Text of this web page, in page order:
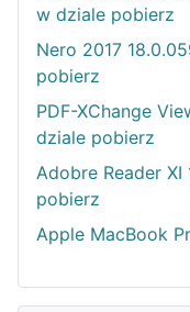
w dziale pobierz
Nero 2017
pobierz
PDF-XChange
dziale pobierz
Adobre Reader XI
pobierz
Apple MacBook